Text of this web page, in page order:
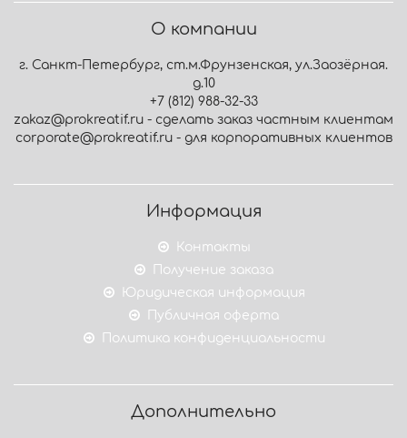
О компании
г. Санкт-Петербург, ст.м.Фрунзенская, ул.Заозёрная.
д.10
+7 (812) 988-32-33
zakaz@prokreatif.ru - сделать заказ частным клиентам
corporate@prokreatif.ru - для корпоративных клиентов
Информация
Контакты
Получение заказа
Юридическая информация
Публичная оферта
Политика конфиденциальности
Дополнительно